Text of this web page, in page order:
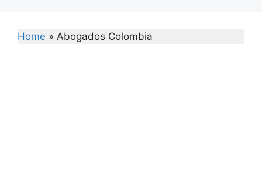
Home » Abogados Colombia